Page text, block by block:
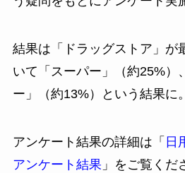
結果は「ドラッグストア」が
いて「スーパー」（約25%）
ー」（約13%）という結果に。
アンケート結果の詳細は「 日
アンケート結果 」をご覧くだ